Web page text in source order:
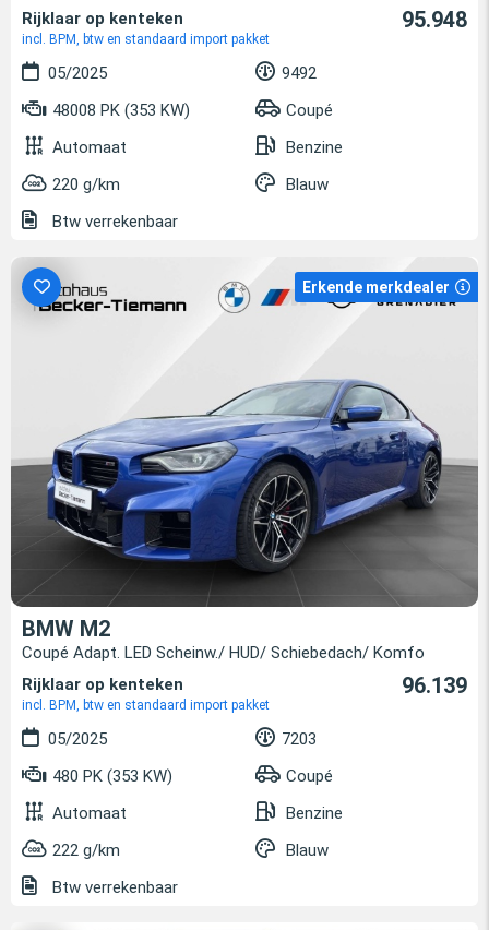
Rijklaar op kenteken
incl. BPM, btw en standaard import pakket
95.948
05/2025
9492
48008 PK (353 KW)
Coupé
Automaat
Benzine
220 g/km
Blauw
Btw verrekenbaar
Erkende merkdealer
BMW M2
Coupé Adapt. LED Scheinw./ HUD/ Schiebedach/ Komfo
Rijklaar op kenteken
incl. BPM, btw en standaard import pakket
96.139
05/2025
7203
480 PK (353 KW)
Coupé
Automaat
Benzine
222 g/km
Blauw
Btw verrekenbaar